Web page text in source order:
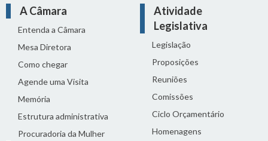
A Câmara
Entenda a Câmara
Mesa Diretora
Como chegar
Agende uma Visita
Memória
Estrutura administrativa
Procuradoria da Mulher
Atividade
Legislativa
Legislação
Proposições
Reuniões
Comissões
Ciclo Orçamentário
Homenagens